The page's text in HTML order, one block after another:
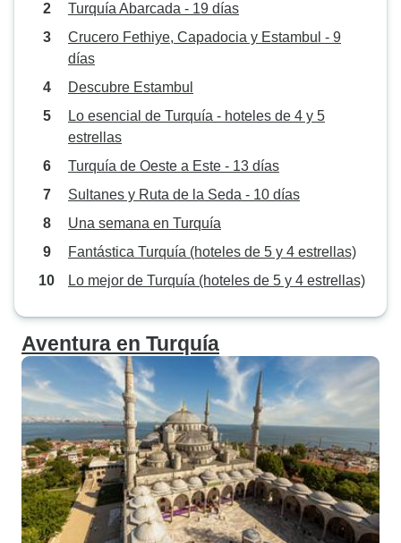
Turquía Abarcada - 19 días
Crucero Fethiye, Capadocia y Estambul - 9
días
Descubre Estambul
Lo esencial de Turquía - hoteles de 4 y 5
estrellas
Turquía de Oeste a Este - 13 días
Sultanes y Ruta de la Seda - 10 días
Una semana en Turquía
Fantástica Turquía (hoteles de 5 y 4 estrellas)
Lo mejor de Turquía (hoteles de 5 y 4 estrellas)
Aventura en Turquía